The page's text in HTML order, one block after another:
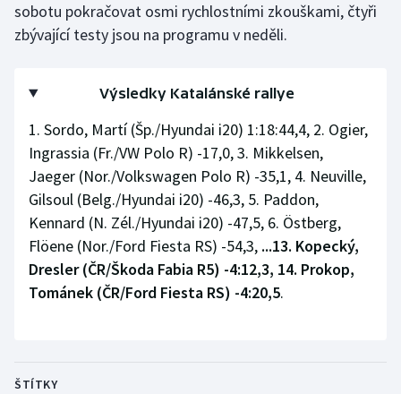
Plavání
Rychlobruslení
Rychlostní kanoistika
Short track
Sportovní střelba
Triatlon
sobotu pokračovat osmi rychlostními zkouškami, čtyři
zbývající testy jsou na programu v neděli.
Výsledky Katalánské rallye
1. Sordo, Martí (Šp./Hyundai i20) 1:18:44,4, 2. Ogier,
Ingrassia (Fr./VW Polo R) -17,0, 3. Mikkelsen,
Jaeger (Nor./Volkswagen Polo R) -35,1, 4. Neuville,
Gilsoul (Belg./Hyundai i20) -46,3, 5. Paddon,
Kennard (N. Zél./Hyundai i20) -47,5, 6. Östberg,
Flöene (Nor./Ford Fiesta RS) -54,3, ...13. Kopecký,
Dresler (ČR/Škoda Fabia R5) -4:12,3, 14. Prokop,
Tománek (ČR/Ford Fiesta RS) -4:20,5.
ŠTÍTKY